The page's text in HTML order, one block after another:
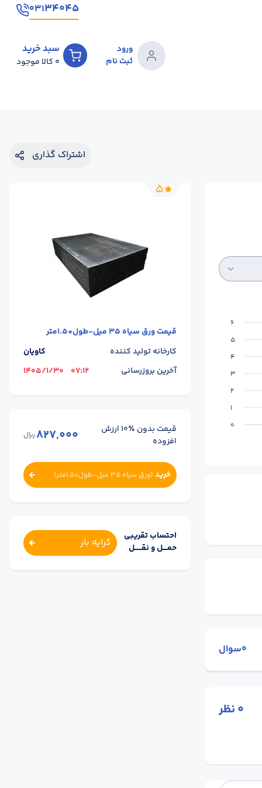
۳۴۰۴۵۰۳۱
ورود
ثبت نام
سبد خرید
0 کالا موجود
اشتراک گذاری
6
5
4
3
2
1
0
0سوال
0نظر
5
قیمتورق سیاه 35 میل-طول*1.5متر
کارخانه تولید کننده
کاویان
آخرین بروزرسانی
07:12
1405/1/30
قیمت بدون ٪۱۰ ارزش
افزوده
827,000ریال
خرید (ورق سیاه 35 میل-طول*1.5متر )
احتساب تقریبی
حمــــل و نقــــــل
کرایه بار